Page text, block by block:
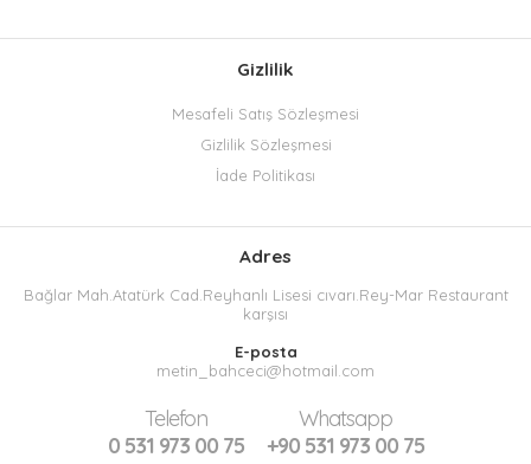
Gizlilik
Mesafeli Satış Sözleşmesi
Gizlilik Sözleşmesi
İade Politikası
Adres
Bağlar Mah.Atatürk Cad.Reyhanlı Lisesi cıvarı.Rey-Mar Restaurant
karşısı
E-posta
metin_bahceci@hotmail.com
Telefon
0 531 973 00 75
Whatsapp
+90 531 973 00 75